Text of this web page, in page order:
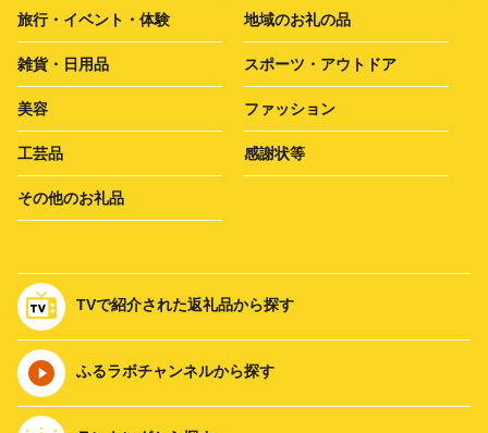
旅行・イベント・体験 地域のお礼の品
雑貨・日用品 スポーツ・アウトドア
美容 ファッション
工芸品 感謝状等
その他のお礼品
TVで紹介された返礼品から探す
ふるラボチャンネルから探す